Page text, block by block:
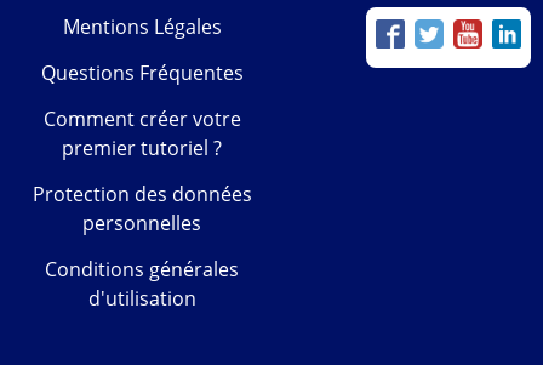
Mentions Légales
Questions Fréquentes
Comment créer votre
premier tutoriel ?
Protection des données
personnelles
Conditions générales
d'utilisation